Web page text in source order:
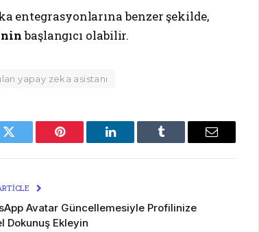
entegrasyonlarına benzer şekilde,
başlangıcı olabilir.
yapay zeka asistanı
Twitter Pinterest LinkedIn Tumblr Email
Avatar Güncellemesiyle Profilinize
Dokunuş Ekleyin